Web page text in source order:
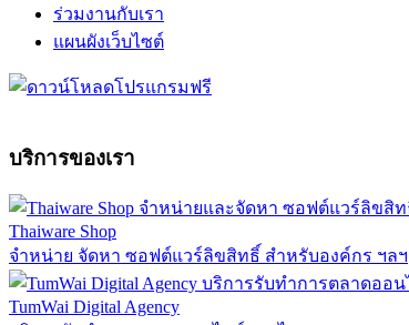
ร่วมงานกับเรา
แผนผังเว็บไซต์
บริการของเรา
Thaiware Shop
จำหน่าย จัดหา ซอฟต์แวร์ลิขสิทธิ์ สำหรับองค์กร ฯลฯ
TumWai Digital Agency